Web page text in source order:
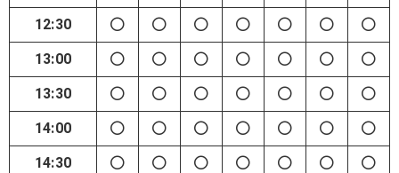
12:30
13:00
13:30
14:00
14:30